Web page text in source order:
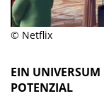
© Netflix
EIN
POTENZIAL